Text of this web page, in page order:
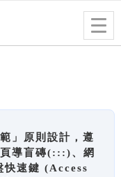
」原則設計，遵
導盲磚(:::)、網
速鍵 (Access